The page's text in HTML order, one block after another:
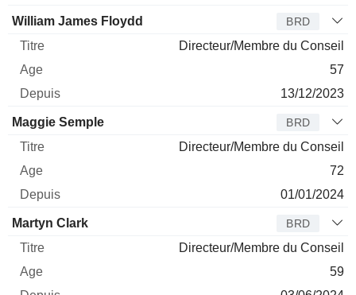
William James Floydd BRD
Directeur/Membre du Conseil
57
13/12/2023
Maggie Semple BRD
Directeur/Membre du Conseil
72
01/01/2024
Martyn Clark BRD
Directeur/Membre du Conseil
59